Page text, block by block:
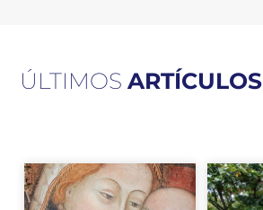
ÚLTIMOSARTÍCULOS